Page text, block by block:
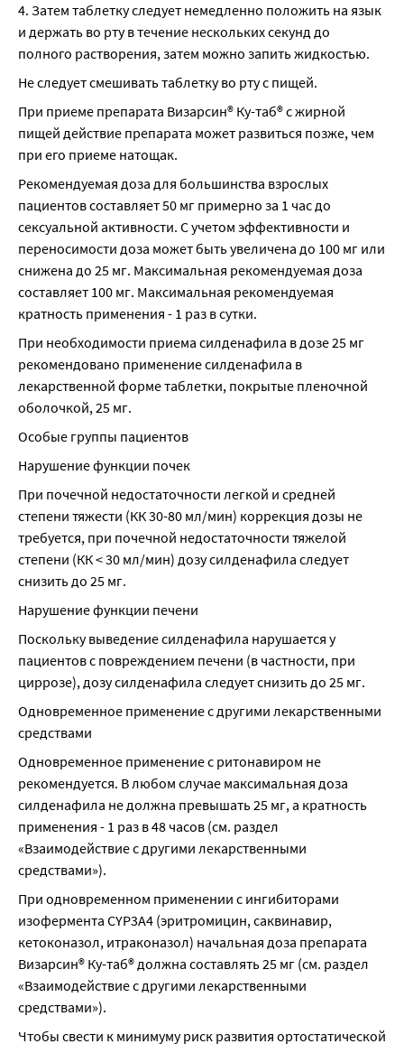
4. Затем таблетку следует немедленно положить на язык
и держать во рту в течение нескольких секунд до
полного растворения, затем можно запить жидкостью.
Не следует смешивать таблетку во рту с пищей.
При приеме препарата Визарсин® Ку-таб® с жирной
пищей действие препарата может развиться позже, чем
при его приеме натощак.
Рекомендуемая доза для большинства взрослых
пациентов составляет 50 мг примерно за 1 час до
сексуальной активности. С учетом эффективности и
переносимости доза может быть увеличена до 100 мг или
снижена до 25 мг. Максимальная рекомендуемая доза
составляет 100 мг. Максимальная рекомендуемая
кратность применения - 1 раз в сутки.
При необходимости приема силденафила в дозе 25 мг
рекомендовано применение силденафила в
лекарственной форме таблетки, покрытые пленочной
оболочкой, 25 мг.
Особые группы пациентов
Нарушение функции почек
При почечной недостаточности легкой и средней
степени тяжести (КК 30-80 мл/мин) коррекция дозы не
требуется, при почечной недостаточности тяжелой
степени (КК < 30 мл/мин) дозу силденафила следует
снизить до 25 мг.
Нарушение функции печени
Поскольку выведение силденафила нарушается у
пациентов с повреждением печени (в частности, при
циррозе), дозу силденафила следует снизить до 25 мг.
Одновременное применение с другими лекарственными
средствами
Одновременное применение с ритонавиром не
рекомендуется. В любом случае максимальная доза
силденафила не должна превышать 25 мг, а кратность
применения - 1 раз в 48 часов (см. раздел
«Взаимодействие с другими лекарственными
средствами»).
При одновременном применении с ингибиторами
изофермента CYP3A4 (эритромицин, саквинавир,
кетоконазол, итраконазол) начальная доза препарата
Визарсин® Ку-таб® должна составлять 25 мг (см. раздел
«Взаимодействие с другими лекарственными
средствами»).
Чтобы свести к минимуму риск развития ортостатической